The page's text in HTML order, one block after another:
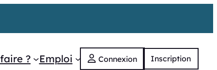
? Emploi Connexion Inscription